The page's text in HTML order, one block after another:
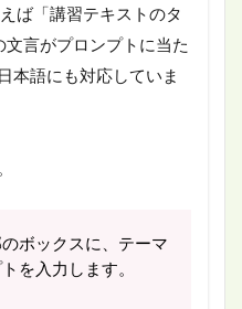
ば「講習テキストのタ
言がプロンプトに当た
本語にも対応していま
ボックスに、テーマ
を入力します。